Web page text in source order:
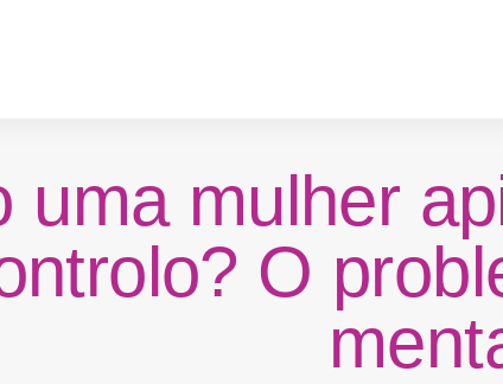
uma mulher
O